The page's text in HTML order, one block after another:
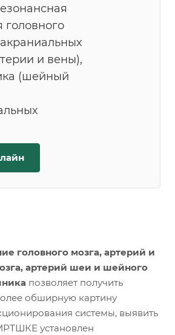
головного
и вены),
(шейный
головного мозга, артерий и
артерий шеи и шейного
позволяет получить
обширную картину
системы, выявить
установлен